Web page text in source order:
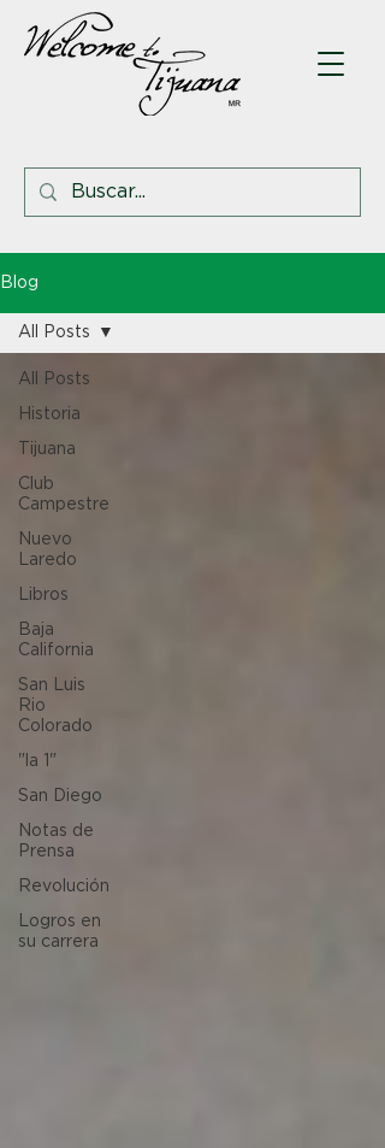
Blog
All Posts
Historia
Tijuana
Club
Campestre
Nuevo
Laredo
Libros
Baja
California
San Luis
Rio
Colorado
"la 1"
San Diego
Notas de
Prensa
Revolución
Logros en
su carrera
All Posts